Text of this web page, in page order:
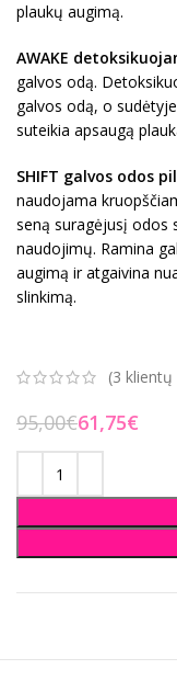
plaukų augimą.
AWAKE
galvos odą.
galvos odą, o
suteikia apsaugą
SHIFT galvos odos
naudojama
seną suragėjusį odos
naudojimų. Ramina
augimą ir atgaivina
slinkimą.
(3 klientų
95,00€61,75€